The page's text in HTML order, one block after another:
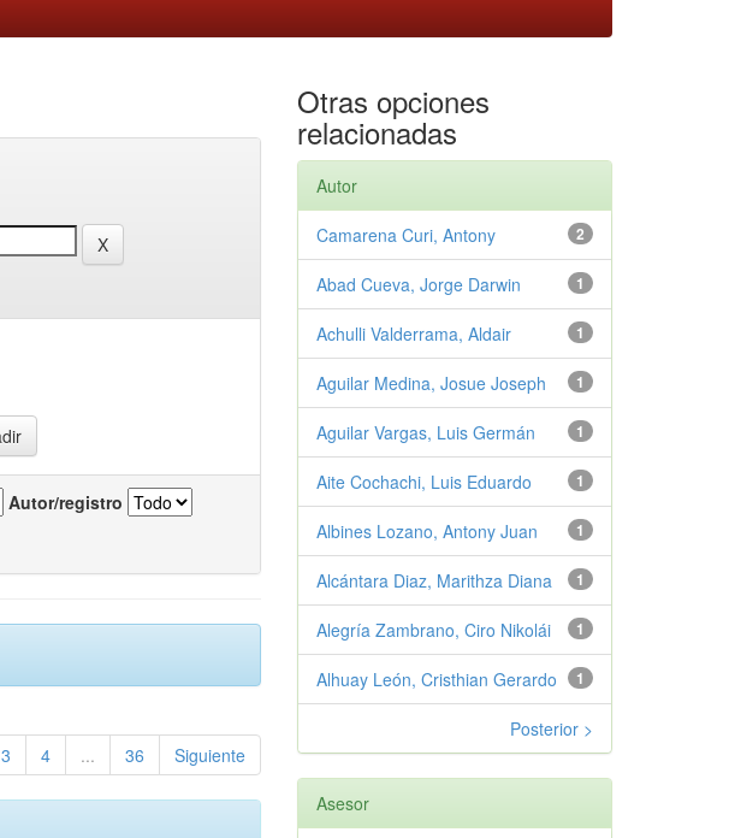
Autor/registro
3 4 ... 36 Siguiente
Otras opciones
relacionadas
Autor
2
Camarena Curi, Antony
1
Abad Cueva, Jorge Darwin
1
Achulli Valderrama, Aldair
1
Aguilar Medina, Josue Joseph
1
Aguilar Vargas, Luis Germán
1
Aite Cochachi, Luis Eduardo
1
Albines Lozano, Antony Juan
1
Alcántara Diaz, Marithza Diana
1
Alegría Zambrano, Ciro Nikolái
1
Alhuay León, Cristhian Gerardo
Posterior >
Asesor